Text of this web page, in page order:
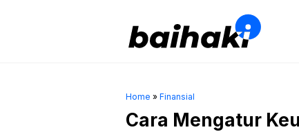
Home » Finansial
Cara Mengatur